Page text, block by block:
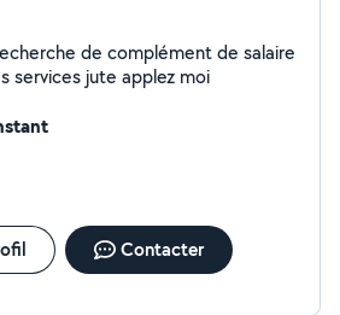
de complément de salaire
services jute applez moi
Contacter